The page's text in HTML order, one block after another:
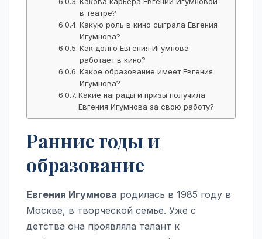
в театре?
Какую роль в кино сыграла Евгения
Игумнова?
Как долго Евгения Игумнова
работает в кино?
Какое образование имеет Евгения
Игумнова?
Какие награды и призы получила
Евгения Игумнова за свою работу?
Ранние годы и
образование
Евгения Игумнова родилась в 1985 году в
Москве, в творческой семье. Уже с
детства она проявляла талант к